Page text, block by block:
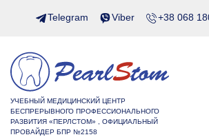
Telegram Viber +38 068
УЧЕБНЫЙ МЕДИЦИНСКИЙ ЦЕНТР
БЕСПРЕРЫВНОГО ПРОФЕССИОНАЛЬНОГО
РАЗВИТИЯ «ПЕРЛСТОМ» , ОФИЦИАЛЬНЫЙ
ПРОВАЙДЕР БПР №2158